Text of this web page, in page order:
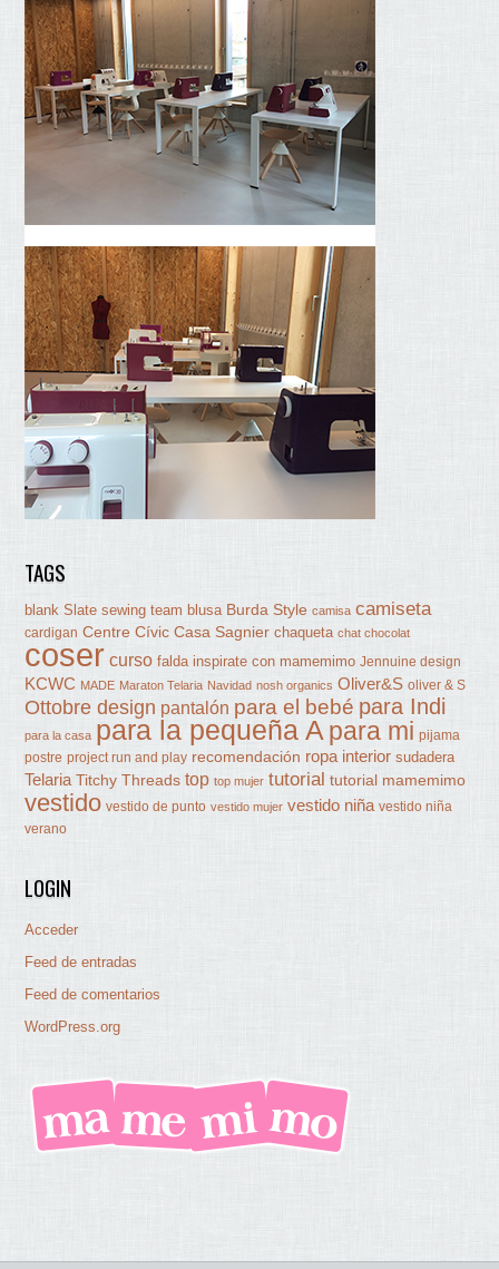
TAGS
blank Slate sewing team blusa Burda Style camisa camiseta
cardigan Centre Cívic Casa Sagnier chaqueta chat chocolat
coser curso falda inspirate con mamemimo Jennuine design
KCWC MADE Maraton Telaria Navidad nosh organics Oliver&S oliver & S
Ottobre design pantalón para el bebé para Indi
para la casa para la pequeña A para mi pijama
postre project run and play recomendación ropa interior sudadera
Telaria Titchy Threads top top mujer tutorial tutorial mamemimo
vestido vestido de punto vestido mujer vestido niña vestido niña
verano
LOGIN
Acceder
Feed de entradas
Feed de comentarios
WordPress.org